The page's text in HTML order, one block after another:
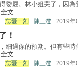
委屈。林小姐哭了，因
全文
忘憂一刻 陳三澄 2019年
！
細過你的預期。但有些
全文
忘憂一刻 陳三澄 2019年